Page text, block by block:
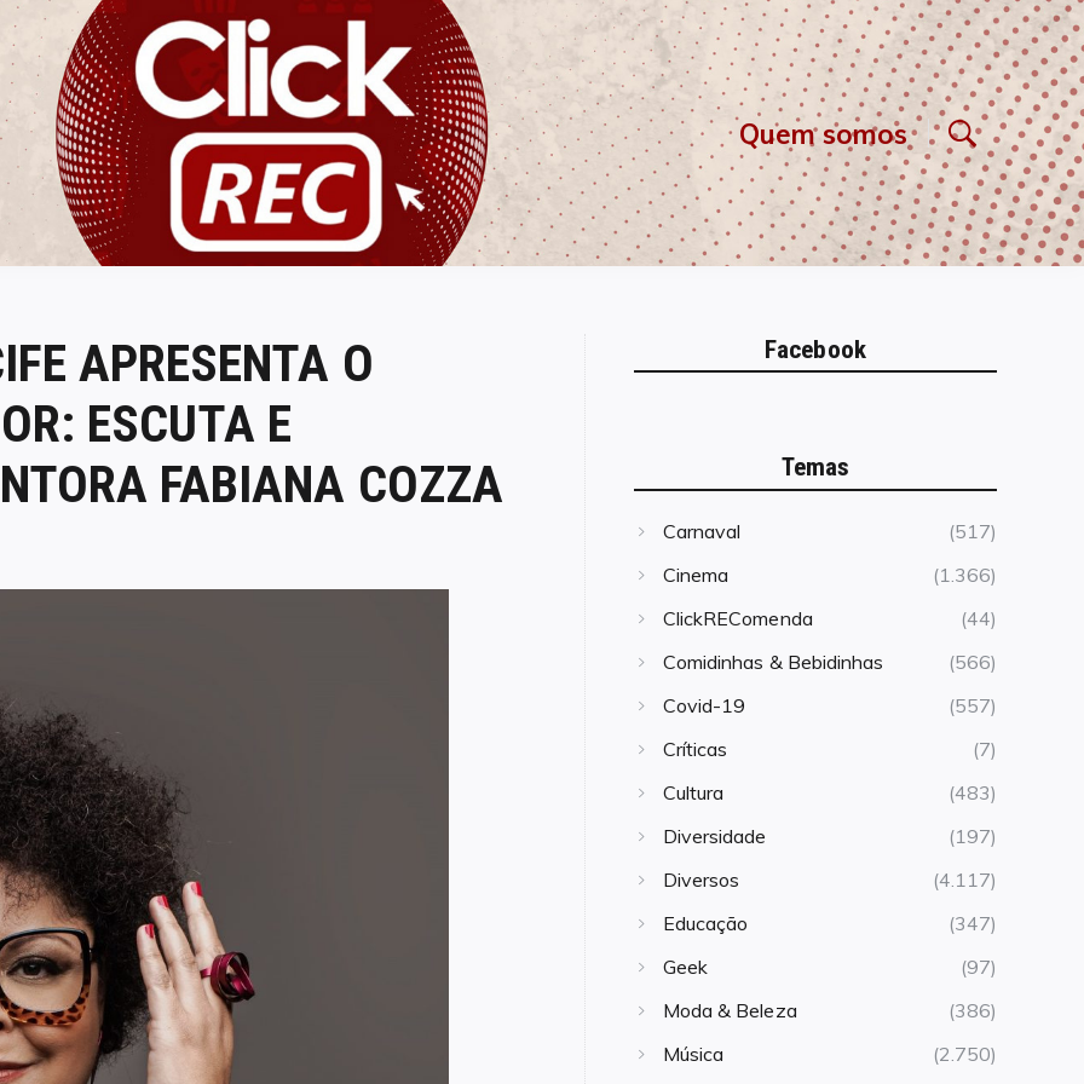
ClickREC Quem somos
APRESENTA O
ESCUTA E
FABIANA COZZA
Facebook
Temas
Carnaval
(517)
Cinema
(1.366)
ClickREComenda
(44)
Comidinhas & Bebidinhas
(566)
Covid-19
(557)
Críticas
(7)
Cultura
(483)
Diversidade
(197)
Diversos
(4.117)
Educação
(347)
Geek
(97)
Moda & Beleza
(386)
Música
(2.750)